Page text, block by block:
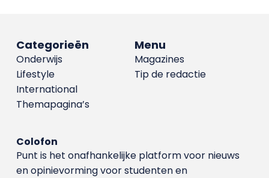
Menu
Magazines
Tip de redactie
Categorieën
Onderwijs
Lifestyle
International
Themapagina’s
Colofon
Punt is het onafhankelijke platform voor nieuws
en opinievorming voor studenten en